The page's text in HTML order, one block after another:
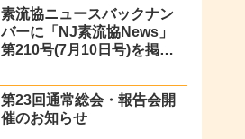
素流協ニュースバックナン
バーに「NJ素流協News」
第210号(7月10日号)を掲載
第23回通常総会・報告会開
催のお知らせ